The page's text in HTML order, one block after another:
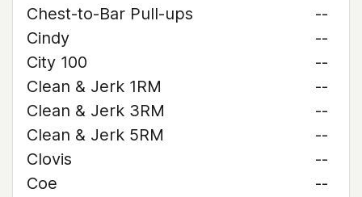
Chest-to-Bar Pull-ups
--
Cindy
--
City 100
--
Clean & Jerk 1RM
--
Clean & Jerk 3RM
--
Clean & Jerk 5RM
--
Clovis
--
Coe
--